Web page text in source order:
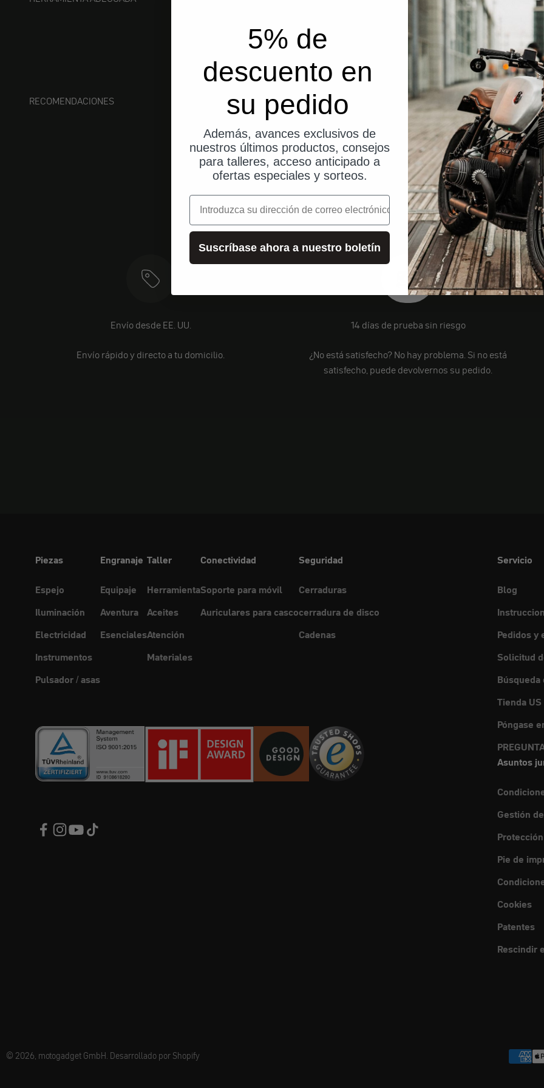
RECOMENDACIONES
Envío desde EE. UU.
Envío rápido y directo a tu domicilio.
14 días de prueba sin riesgo
¿No está satisfecho? No hay problema. Si no está
satisfecho, puede devolvernos su pedido.
Piezas
Espejo
Iluminación
Electricidad
Instrumentos
Pulsador / asas
Engranaje
Equipaje
Aventura
Esenciales
Taller
Herramienta
Aceites
Atención
Materiales
Conectividad
Soporte para móvil
Auriculares para casco
Seguridad
Cerraduras
cerradura de disco
Cadenas
Servicio
Blog
Pedidos y
Solicitud
Tienda US
Póngase
Asuntos
Gestión
Pie de
Cookies
Patentes
Rescindir
© 2026, motogadget GmbH. Desarrollado por Shopify
5% de
descuento en
su pedido
Además, avances exclusivos de
nuestros últimos productos, consejos
para talleres, acceso anticipado a
ofertas especiales y sorteos.
correo electrónico
Suscríbase ahora a nuestro boletín